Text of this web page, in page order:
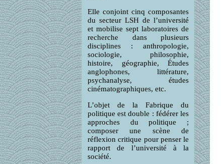
Elle conjoint cinq composantes
du secteur LSH de l’université
et mobilise sept laboratoires de
recherche dans plusieurs
disciplines : anthropologie,
sociologie, philosophie,
histoire, géographie, Études
anglophones, littérature,
psychanalyse, études
cinématographiques, etc.
L’objet de la Fabrique du
politique est double : fédérer les
approches du politique ;
composer une scène de
réflexion critique pour penser le
rapport de l’université à la
société.